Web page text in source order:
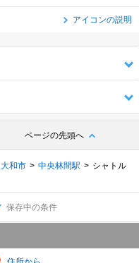
アイコンの説明
ページの先頭へ
大和市 中央林間駅
シャトル
保存中の条件